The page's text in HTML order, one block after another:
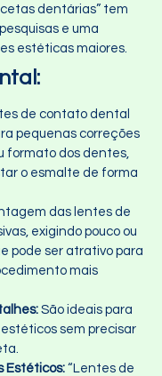
dentárias” tem
e uma
estéticas maiores.
de contato dental
pequenas correções
formato dos dentes,
o esmalte de forma
das lentes de
exigindo pouco ou
pode ser atrativo para
mais
São ideais para
sem precisar
Estéticos:“Lentes de